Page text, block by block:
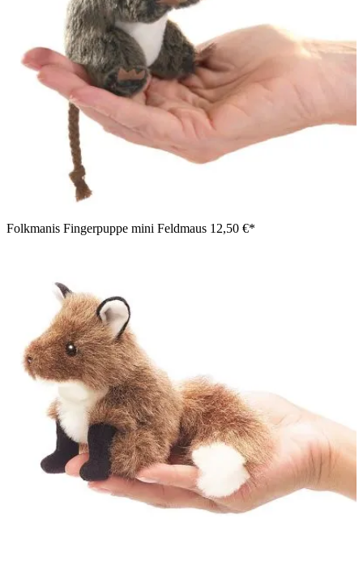
Folkmanis Fingerpuppe mini Feldmaus 12,50 €*